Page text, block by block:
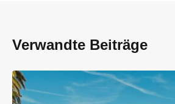
Verwandte Beiträge